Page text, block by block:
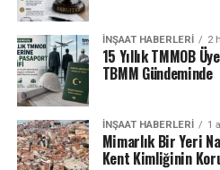
İNŞAAT HABERLERI 2
15 Yıllık TMMOB
TBMM Gündeminde
İNŞAAT HABERLERI 1
Mimarlık Bir Yeri
Kent Kimliğinin